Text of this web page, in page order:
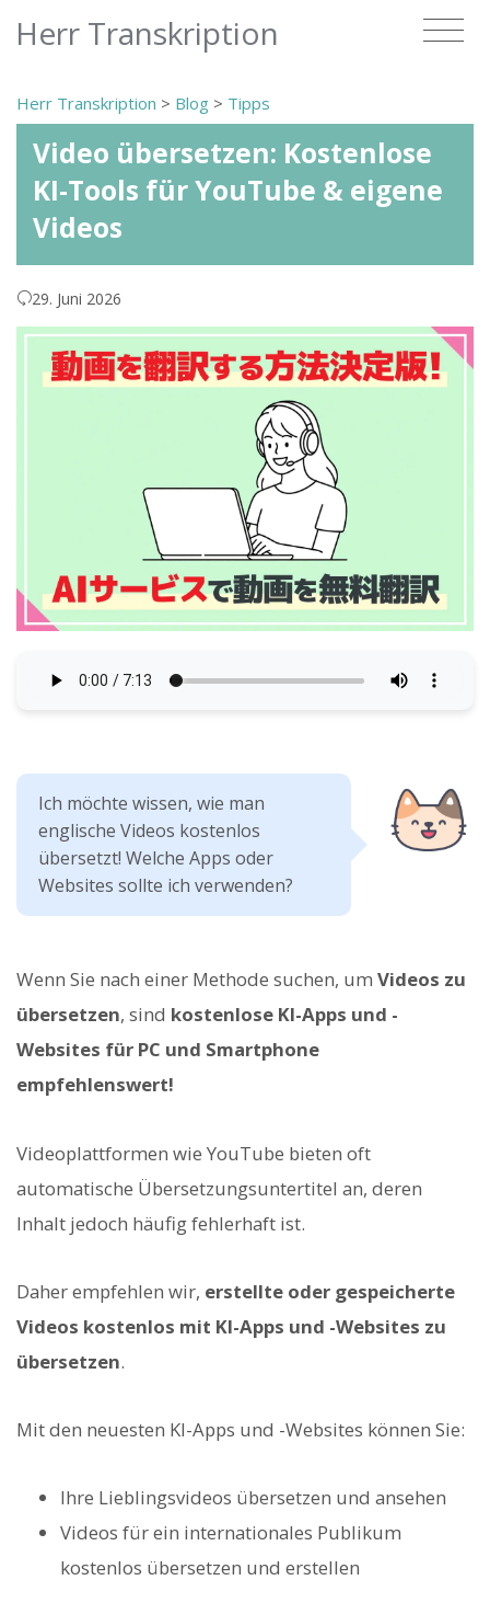
Herr Transkription
Herr Transkription > Blog > Tipps
Video übersetzen: Kostenlose
KI-Tools für YouTube & eigene
Videos
29. Juni 2026
Ich möchte wissen, wie man
englische Videos kostenlos
übersetzt! Welche Apps oder
Websites sollte ich verwenden?
Wenn Sie nach einer Methode suchen, um Videos zu
übersetzen, sind kostenlose KI-Apps und -
Websites für PC und Smartphone
empfehlenswert!
Videoplattformen wie YouTube bieten oft
automatische Übersetzungsuntertitel an, deren
Inhalt jedoch häufig fehlerhaft ist.
Daher empfehlen wir, erstellte oder gespeicherte
Videos kostenlos mit KI-Apps und -Websites zu
übersetzen.
Mit den neuesten KI-Apps und -Websites können Sie:
Ihre Lieblingsvideos übersetzen und ansehen
Videos für ein internationales Publikum
kostenlos übersetzen und erstellen